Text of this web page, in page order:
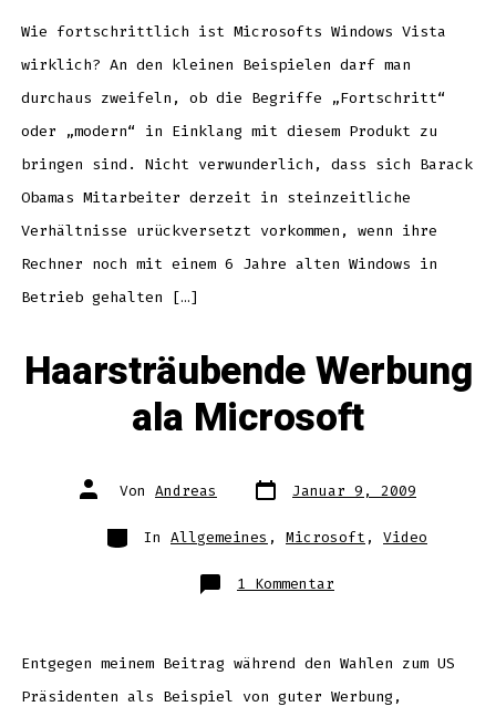
kein
Wie fortschrittlich ist Microsofts Windows Vista
wirklich? An den kleinen Beispielen darf man
durchaus zweifeln, ob die Begriffe „Fortschritt“
oder „modern“ in Einklang mit diesem Produkt zu
bringen sind. Nicht verwunderlich, dass sich Barack
Obamas Mitarbeiter derzeit in steinzeitliche
Verhältnisse urückversetzt vorkommen, wenn ihre
Rechner noch mit einem 6 Jahre alten Windows in
Betrieb gehalten […]
Haarsträubende Werbung
ala Microsoft
Autor
des Von Andreas Datum
des
Januar 9, 2009
Kategorien
In Allgemeines , Microsoft , Video
1 Kommentar
Haarsträubende
Entgegen meinem Beitrag während den Wahlen zum US
Präsidenten als Beispiel von guter Werbung,